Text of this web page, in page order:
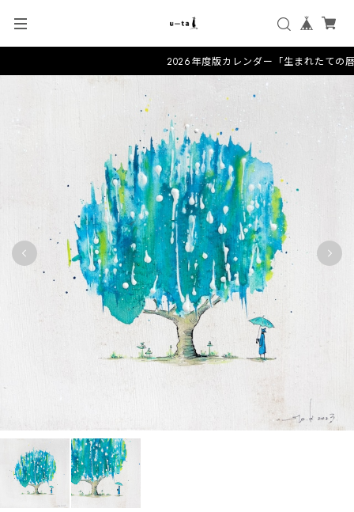
2026年度版カレンダー「生まれたての暦